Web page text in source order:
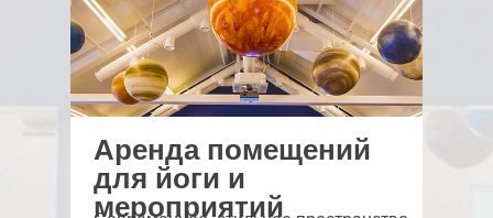
Аренда помещений
для йоги и
мероприятий